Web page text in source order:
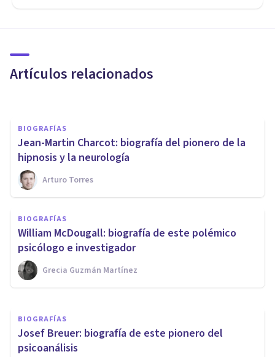
Artículos relacionados
pionero de la neuropsicología
BIOGRAFÍAS
Jean-Martin Charcot: biografía del pionero de la
hipnosis y la neurología
Arturo Torres
BIOGRAFÍAS
William McDougall: biografía de este polémico
psicólogo e investigador
Grecia Guzmán Martínez
BIOGRAFÍAS
Kurt Schneider: biografía y
principales aportaciones de
este psiquiatra
Arturo Torres
BIOGRAFÍAS
Josef Breuer: biografía de este pionero del
psicoanálisis